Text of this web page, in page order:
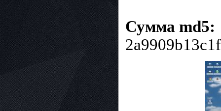
Сумма md5: